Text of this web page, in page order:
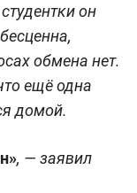
он
обмена нет.
ещё одна
домой.
, — заявил